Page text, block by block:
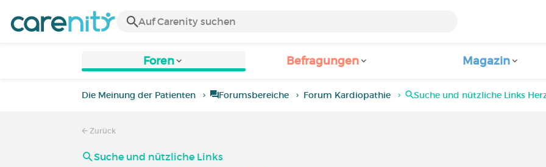
Foren Befragungen Magazin
Die Meinung der Patienten Forumsbereiche Forum Kardiopathie Suche und nützliche Links
Zurück
Suche und nützliche Links